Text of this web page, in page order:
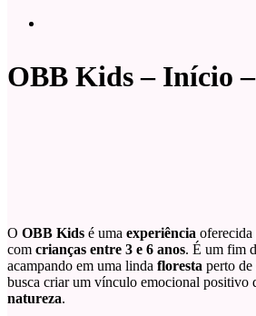
OBB Kids – Início
O OBB Kids é uma experiência oferecida
com crianças entre 3 e 6 anos. É um fim
acampando em uma linda floresta perto
busca criar um vínculo emocional positivo
natureza.